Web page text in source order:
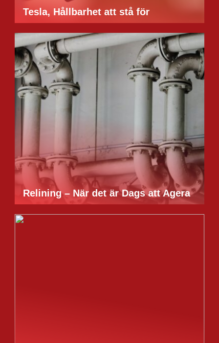
Tesla, Hållbarhet att stå för
Relining – När det är Dags att Agera